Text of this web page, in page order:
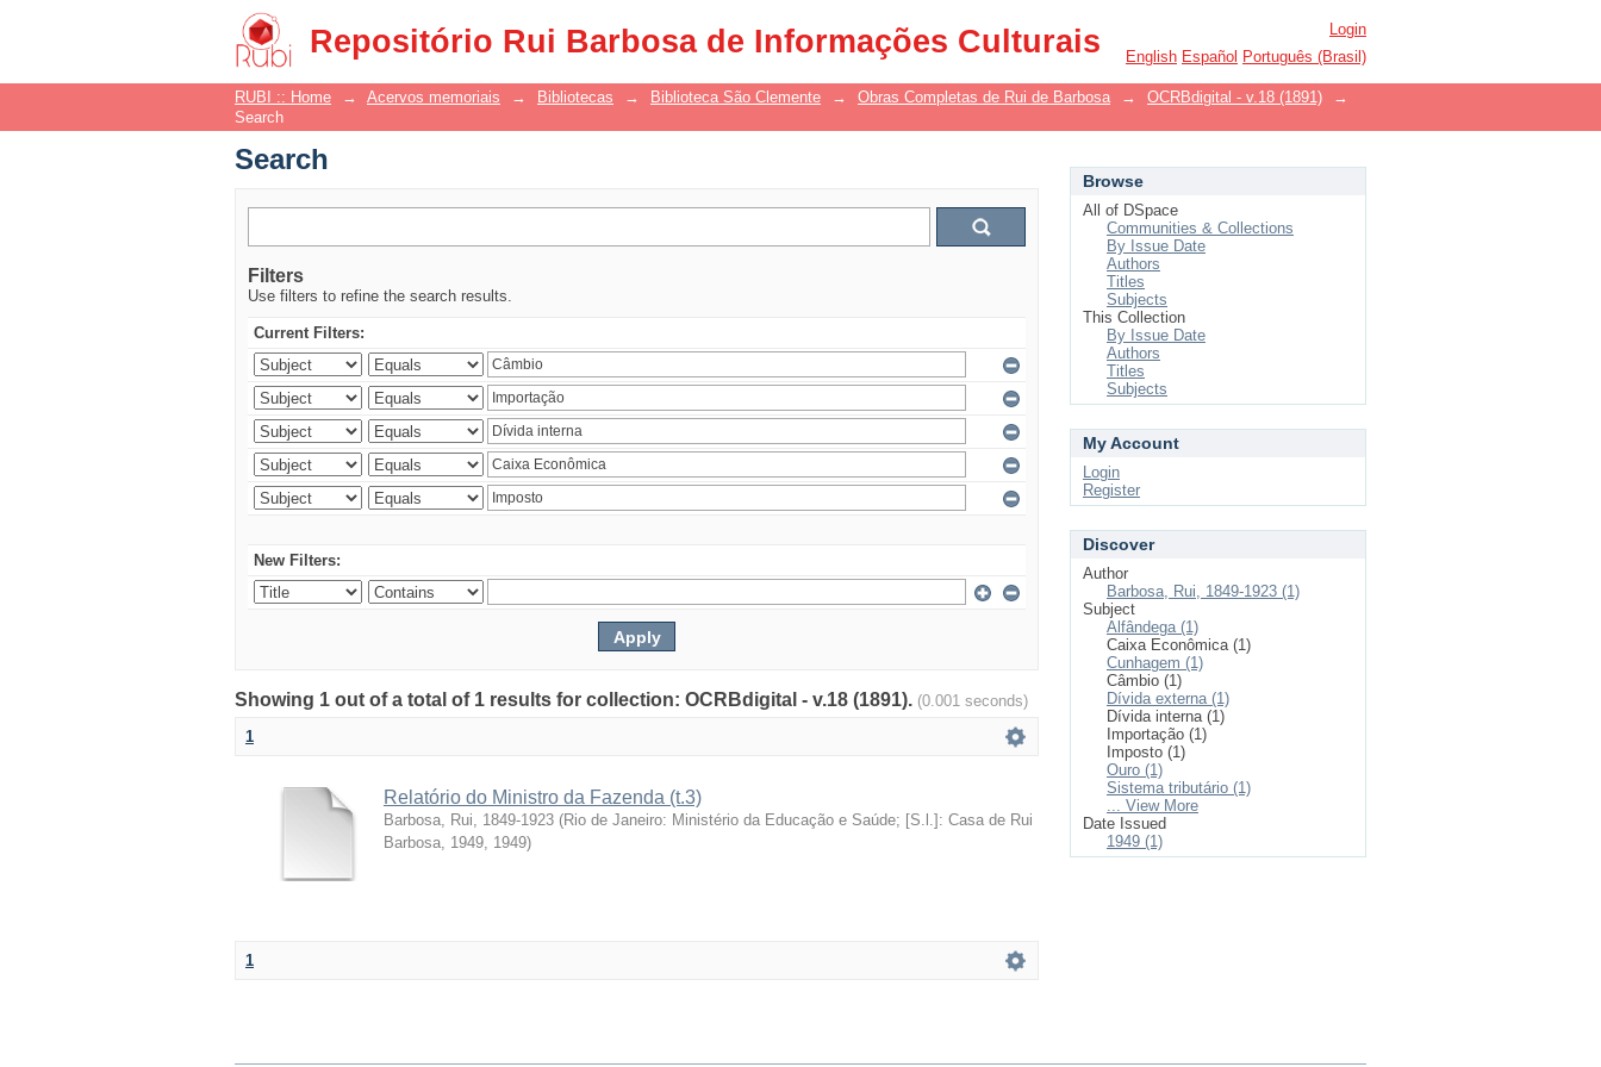
Repositório Rui Barbosa de Informações Culturais
Search
Login
English Español Português (Brasil)
RUBI :: Home → Acervos memoriais → Bibliotecas → Biblioteca São Clemente → Obras Completas de Rui de Barbosa → OCRBdigital - v.18 (1891)
→
Search
Search
Filters
Use filters to refine the search results.
Current Filters:
New Filters:
Showing 1 out of a total of 1 results for collection: OCRBdigital - v.18 (1891). (0.001 seconds)
1
Relatório do Ministro da Fazenda (t.3)
Barbosa, Rui, 1849-1923 (Rio de Janeiro: Ministério da Educação e Saúde; [S.l.]: Casa de Rui
Barbosa, 1949, 1949)
1
Browse
All of DSpace
Communities & Collections
By Issue Date
Authors
Titles
Subjects
This Collection
By Issue Date
Authors
Titles
Subjects
My Account
Login
Register
Discover
Author
Barbosa, Rui, 1849-1923 (1)
Subject
Alfândega (1)
Caixa Econômica (1)
Cunhagem (1)
Câmbio (1)
Dívida externa (1)
Dívida interna (1)
Importação (1)
Imposto (1)
Ouro (1)
Sistema tributário (1)
... View More
Date Issued
1949 (1)